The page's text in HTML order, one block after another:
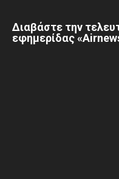
Διαβάστε την
εφημερίδας